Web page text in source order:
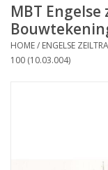
Houtbouw
Scenery
MBT
HOME/ ENGELSE
100 (10.03.004)